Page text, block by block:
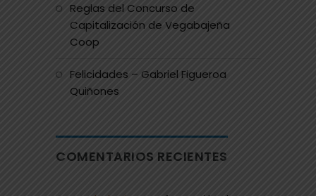
Reglas del Concurso de
Capitalización de Vegabajeña
Coop
Felicidades – Gabriel Figueroa
Quiñones
COMENTARIOS RECIENTES